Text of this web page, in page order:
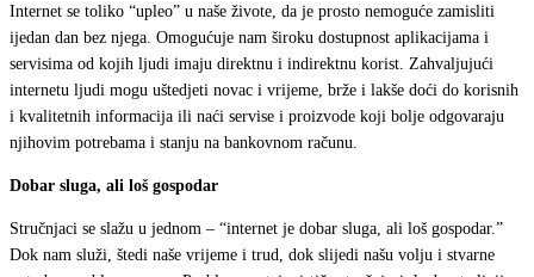
Internet se toliko “upleo” u naše živote, da je prosto nemoguće zamisliti
ijedan dan bez njega. Omogućuje nam široku dostupnost aplikacijama i
servisima od kojih ljudi imaju direktnu i indirektnu korist. Zahvaljujući
internetu ljudi mogu uštedjeti novac i vrijeme, brže i lakše doći do korisnih
i kvalitetnih informacija ili naći servise i proizvode koji bolje odgovaraju
njihovim potrebama i stanju na bankovnom računu.
Dobar sluga, ali loš gospodar
Stručnjaci se slažu u jednom – “internet je dobar sluga, ali loš gospodar.”
Dok nam služi, štedi naše vrijeme i trud, dok slijedi našu volju i stvarne